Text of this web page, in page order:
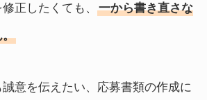
正したくても、 一から書き直さな
。
意を伝えたい、応募書類の作成に